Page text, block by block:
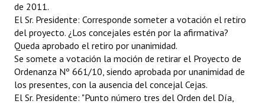
de 2011.
El Sr. Presidente: Corresponde someter a votación el retiro
del proyecto. ¿Los concejales estén por la afirmativa?
Queda aprobado el retiro por unanimidad.
Se somete a votación la moción de retirar el Proyecto de
Ordenanza Nº 661/10, siendo aprobada por unanimidad de
los presentes, con la ausencia del concejal Cejas.
El Sr. Presidente: "Punto número tres del Orden del Día,